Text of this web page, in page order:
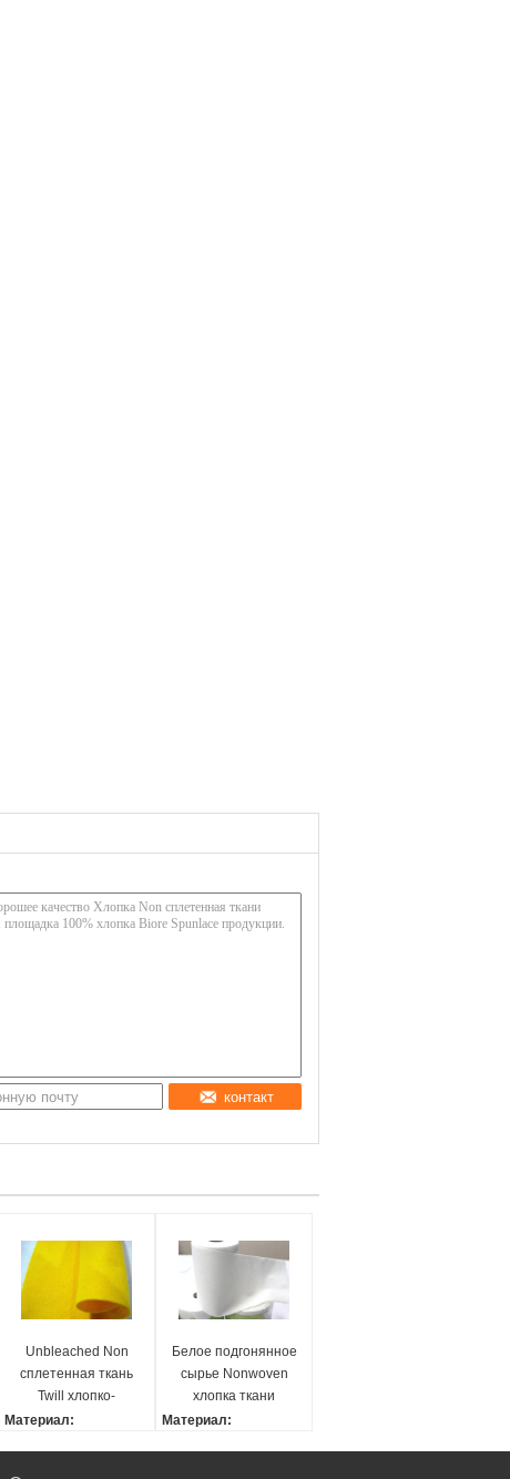
контакт
Unbleached Non
сплетенная ткань
Twill хлопко-
бумажная ткань
Материал:
Белое подгонянное
сырье Nonwoven
хлопка ткани
полиэфира Non
Материал: